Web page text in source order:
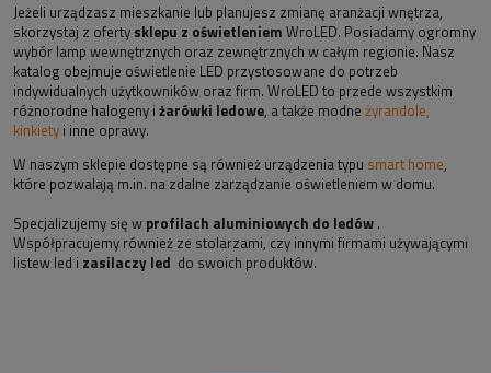
Jeżeli urządzasz mieszkanie lub planujesz zmianę aranżacji wnętrza,
skorzystaj z oferty sklepu z oświetleniem WroLED. Posiadamy ogromny
wybór lamp wewnętrznych oraz zewnętrznych w całym regionie. Nasz
katalog obejmuje oświetlenie LED przystosowane do potrzeb
indywidualnych użytkowników oraz firm. WroLED to przede wszystkim
różnorodne halogeny i żarówki ledowe, a także modne żyrandole,
kinkiety i inne oprawy.
W naszym sklepie dostępne są również urządzenia typu smart home,
które pozwalają m.in. na zdalne zarządzanie oświetleniem w domu.
Specjalizujemy się w profilach aluminiowych do ledów .
Współpracujemy również ze stolarzami, czy innymi firmami używającymi
listew led i zasilaczy led do swoich produktów.